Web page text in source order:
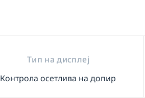
Тип на дисплеј
Контрола осетлива на допир